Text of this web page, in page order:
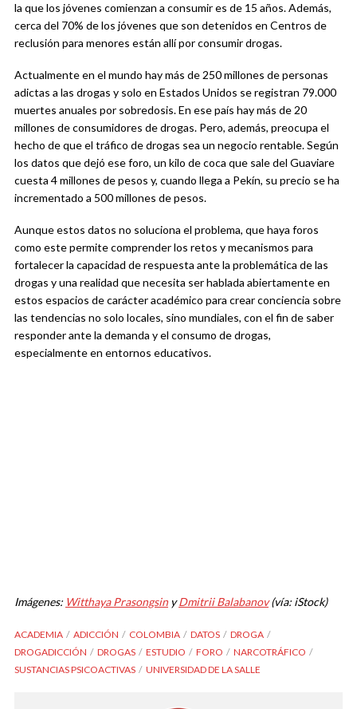
la que los jóvenes comienzan a consumir es de 15 años. Además,
cerca del 70% de los jóvenes que son detenidos en Centros de
reclusión para menores están allí por consumir drogas.
Actualmente en el mundo hay más de 250 millones de personas
adictas a las drogas y solo en Estados Unidos se registran 79.000
muertes anuales por sobredosis. En ese país hay más de 20
millones de consumidores de drogas. Pero, además, preocupa el
hecho de que el tráfico de drogas sea un negocio rentable. Según
los datos que dejó ese foro, un kilo de coca que sale del Guaviare
cuesta 4 millones de pesos y, cuando llega a Pekín, su precio se ha
incrementado a 500 millones de pesos.
Aunque estos datos no soluciona el problema, que haya foros
como este permite comprender los retos y mecanismos para
fortalecer la capacidad de respuesta ante la problemática de las
drogas y una realidad que necesita ser hablada abiertamente en
estos espacios de carácter académico para crear conciencia sobre
las tendencias no solo locales, sino mundiales, con el fin de saber
responder ante la demanda y el consumo de drogas,
especialmente en entornos educativos.
Imágenes: Witthaya PrasongsinyDmitrii Balabanov(vía: iStock)
ACADEMIA ADICCIÓN COLOMBIA DATOS
DROGA
DROGADICCIÓN
DROGAS ESTUDIO FORO
NARCOTRÁFICO
SUSTANCIAS PSICOACTIVAS
UNIVERSIDAD DE LA SALLE